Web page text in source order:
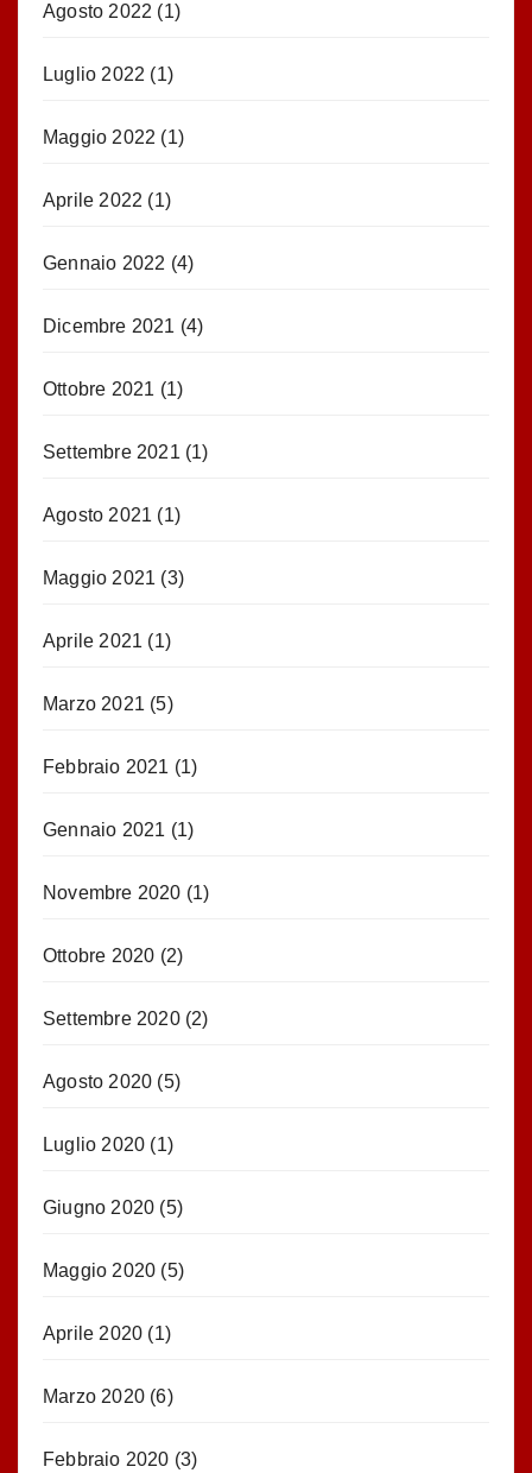
Agosto 2022 (1)
Luglio 2022 (1)
Maggio 2022 (1)
Aprile 2022 (1)
Gennaio 2022 (4)
Dicembre 2021 (4)
Ottobre 2021 (1)
Settembre 2021 (1)
Agosto 2021 (1)
Maggio 2021 (3)
Aprile 2021 (1)
Marzo 2021 (5)
Febbraio 2021 (1)
Gennaio 2021 (1)
Novembre 2020 (1)
Ottobre 2020 (2)
Settembre 2020(2)
Agosto 2020 (5)
Luglio 2020 (1)
Giugno 2020 (5)
Maggio 2020 (5)
Aprile 2020 (1)
Marzo 2020 (6)
Febbraio 2020 (3)